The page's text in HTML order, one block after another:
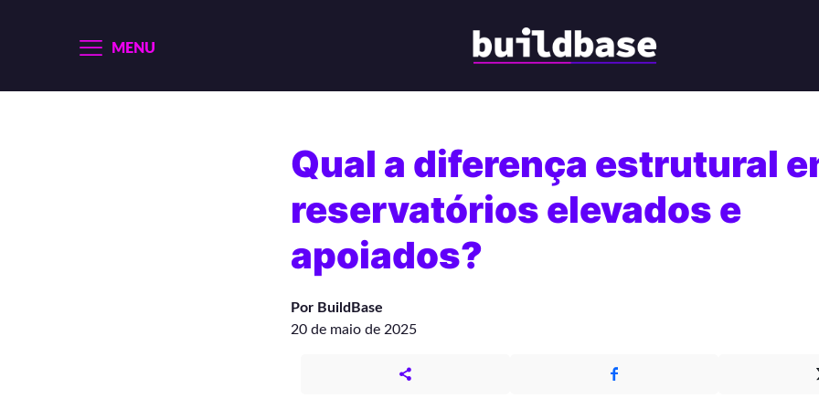
MENU
Qual a diferença estrutural
reservatórios elevados e
apoiados?
Por BuildBase
20 de maio de 2025